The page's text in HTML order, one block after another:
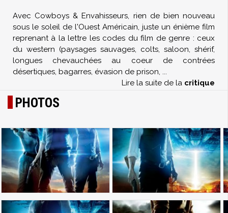
Avec Cowboys & Envahisseurs, rien de bien nouveau
sous le soleil de l'Ouest Américain, juste un énième film
reprenant à la lettre les codes du film de genre : ceux
du western (paysages sauvages, colts, saloon, shérif,
longues chevauchées au coeur de contrées
désertiques, bagarres, évasion de prison, ...
Lire la suite de la critique
PHOTOS